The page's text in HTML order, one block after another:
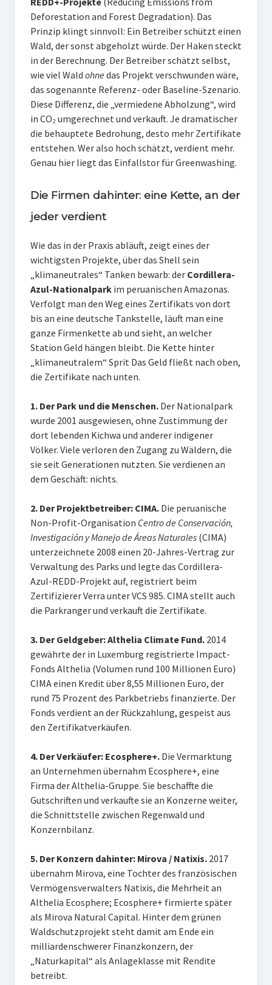
Deforestation and Forest Degradation). Das
Prinzip klingt sinnvoll: Ein Betreiber schützt einen
Wald, der sonst abgeholzt würde. Der Haken steckt
in der Berechnung. Der Betreiber schätzt selbst,
wie viel Wald ohne das Projekt verschwunden wäre,
das sogenannte Referenz- oder Baseline-Szenario.
Diese Differenz, die „vermiedene Abholzung“, wird
in CO₂ umgerechnet und verkauft. Je dramatischer
die behauptete Bedrohung, desto mehr Zertifikate
entstehen. Wer also hoch schätzt, verdient mehr.
Genau hier liegt das Einfallstor für Greenwashing.
Die Firmen dahinter: eine Kette, an der
jeder verdient
Wie das in der Praxis abläuft, zeigt eines der
wichtigsten Projekte, über das Shell sein
„klimaneutrales“ Tanken bewarb: der Cordillera-
Azul-Nationalparkim peruanischen Amazonas.
Verfolgt man den Weg eines Zertifikats von dort
bis an eine deutsche Tankstelle, läuft man eine
ganze Firmenkette ab und sieht, an welcher
Station Geld hängen bleibt. Die Kette hinter
„klimaneutralem“ Sprit Das Geld fließt nach oben,
die Zertifikate nach unten.
1. Der Park und die Menschen.Der Nationalpark
wurde 2001 ausgewiesen, ohne Zustimmung der
dort lebenden Kichwa und anderer indigener
Völker. Viele verloren den Zugang zu Wäldern, die
sie seit Generationen nutzten. Sie verdienen an
dem Geschäft: nichts.
2. Der Projektbetreiber: CIMA.Die peruanische
Non-Profit-Organisation Centro de Conservación,
Investigación y Manejo de Áreas Naturales(CIMA)
unterzeichnete 2008 einen 20-Jahres-Vertrag zur
Verwaltung des Parks und legte das Cordillera-
Azul-REDD-Projekt auf, registriert beim
Zertifizierer Verra unter VCS 985. CIMA stellt auch
die Parkranger und verkauft die Zertifikate.
3. Der Geldgeber: Althelia Climate Fund.2014
gewährte der in Luxemburg registrierte Impact-
Fonds Althelia (Volumen rund 100 Millionen Euro)
CIMA einen Kredit über 8,55 Millionen Euro, der
rund 75 Prozent des Parkbetriebs finanzierte. Der
Fonds verdient an der Rückzahlung, gespeist aus
den Zertifikatverkäufen.
4. Der Verkäufer: Ecosphere+.Die Vermarktung
an Unternehmen übernahm Ecosphere+, eine
Firma der Althelia-Gruppe. Sie beschaffte die
Gutschriften und verkaufte sie an Konzerne weiter,
die Schnittstelle zwischen Regenwald und
Konzernbilanz.
5. Der Konzern dahinter: Mirova / Natixis.2017
übernahm Mirova, eine Tochter des französischen
Vermögensverwalters Natixis, die Mehrheit an
Althelia Ecosphere; Ecosphere+ firmierte später
als Mirova Natural Capital. Hinter dem grünen
Waldschutzprojekt steht damit am Ende ein
milliardenschwerer Finanzkonzern, der
„Naturkapital“ als Anlageklasse mit Rendite
betreibt.